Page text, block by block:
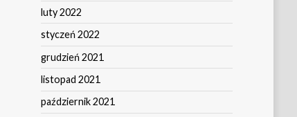
luty 2022
styczeń 2022
grudzień 2021
listopad 2021
październik 2021